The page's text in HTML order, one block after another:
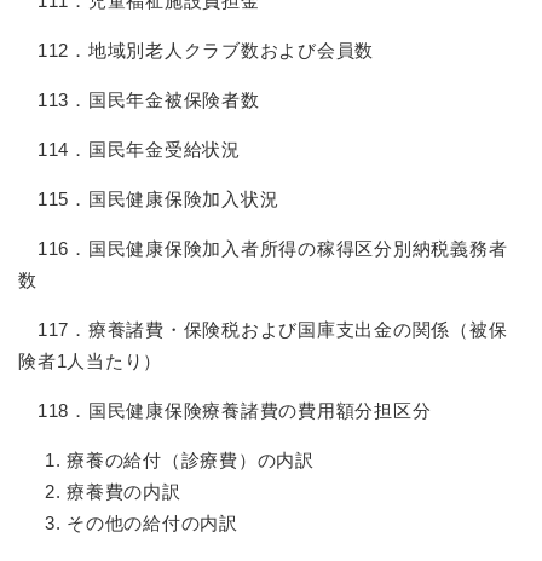
112．地域別老人クラブ数および会員数
113．国民年金被保険者数
114．国民年金受給状況
115．国民健康保険加入状況
116．国民健康保険加入者所得の稼得区分別納税義務者
数
117．療養諸費・保険税および国庫支出金の関係（被保
険者1人当たり）
118．国民健康保険療養諸費の費用額分担区分
療養の給付（診療費）の内訳
療養費の内訳
その他の給付の内訳